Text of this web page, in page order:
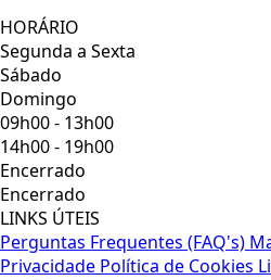
HORÁRIO
Segunda a Sexta
Sábado
Domingo
09h00 - 13h00
14h00 - 19h00
Encerrado
Encerrado
LINKS ÚTEIS
Perguntas Frequentes (FAQ's)
Privacidade Política de Cookies